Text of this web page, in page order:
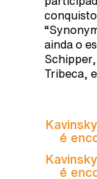
ainda o
Tribeca,
é
é